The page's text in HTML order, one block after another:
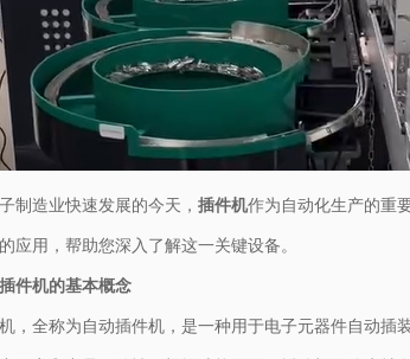
制造业快速发展的今天， 插件机作为自动化生产的重
应用，帮助您深入了解这一关键设备。
件机的基本概念
，全称为自动插件机，是一种用于电子元器件自动